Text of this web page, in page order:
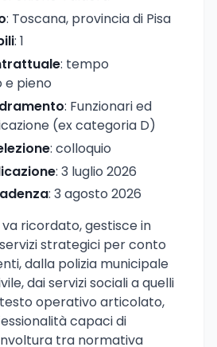
: Toscana, provincia di Pisa
: 1
: tempo
pieno
: Funzionari ed
(ex categoria D)
: colloquio
: 3 luglio 2026
: 3 agosto 2026
va ricordato, gestisce in
strategici per conto
dalla polizia municipale
dai servizi sociali a quelli
operativo articolato,
capaci di
tra normativa